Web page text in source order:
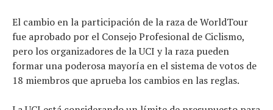
El cambio en la participación de la raza de WorldTour
fue aprobado por el Consejo Profesional de Ciclismo,
pero los organizadores de la UCI y la raza pueden
formar una poderosa mayoría en el sistema de votos de
18 miembros que aprueba los cambios en las reglas.